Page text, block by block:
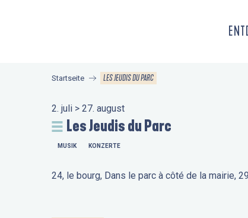
Startseite LES JEUDIS DU PARC
2. juli > 27. august
Les Jeudis du Parc
MUSIK KONZERTE
24, le bourg, Dans le parc à côté de la mairie,